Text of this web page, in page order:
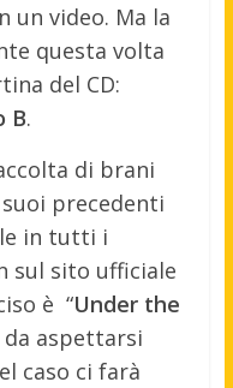
un video. Ma la
questa volta
del CD:
B.
di brani
precedenti
in tutti i
sul sito ufficiale
è “Under the
da aspettarsi
caso ci farà